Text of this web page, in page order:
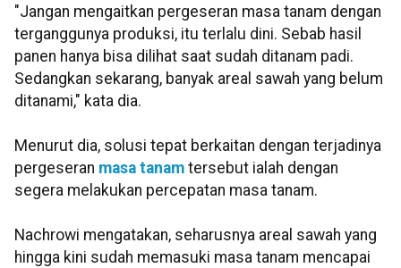
"Jangan mengaitkan pergeseran masa tanam dengan
terganggunya produksi, itu terlalu dini. Sebab hasil
panen hanya bisa dilihat saat sudah ditanam padi.
Sedangkan sekarang, banyak areal sawah yang belum
ditanami," kata dia.
Menurut dia, solusi tepat berkaitan dengan terjadinya
pergeseran masa tanam tersebut ialah dengan
segera melakukan percepatan masa tanam.
Nachrowi mengatakan, seharusnya areal sawah yang
hingga kini sudah memasuki masa tanam mencapai